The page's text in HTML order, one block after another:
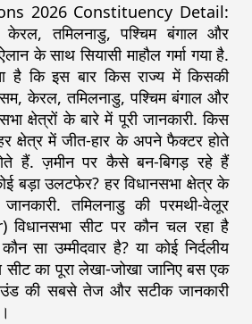
2026 Constituency Detail:
तमिलनाडु, पश्चिम बंगाल और
के साथ सियासी माहौल गर्मा गया है.
है कि इस बार किस राज्य में किसकी
केरल, तमिलनाडु, पश्चिम बंगाल और
क्षेत्रों के बारे में पूरी जानकारी. किस
क्षेत्र में जीत-हार के अपने फैक्टर होते
हैं. ज़मीन पर कैसे बन-बिगड़ रहे हैं
बड़ा उलटफेर? हर विधानसभा क्षेत्र के
तमिलनाडु की परमथी-वेलूर
सीट पर कौन चल रहा है
सा उम्मीदवार है? या कोई निर्दलीय
सीट का पूरा लेखा-जोखा जानिए बस एक
की सबसे तेज और सटीक जानकारी